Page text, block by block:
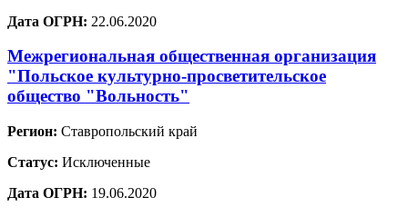
Дата ОГРН: 22.06.2020
Межрегиональная общественная организация
"Польское культурно-просветительское
общество "Вольность"
Регион: Ставропольский край
Статус: Исключенные
Дата ОГРН: 19.06.2020